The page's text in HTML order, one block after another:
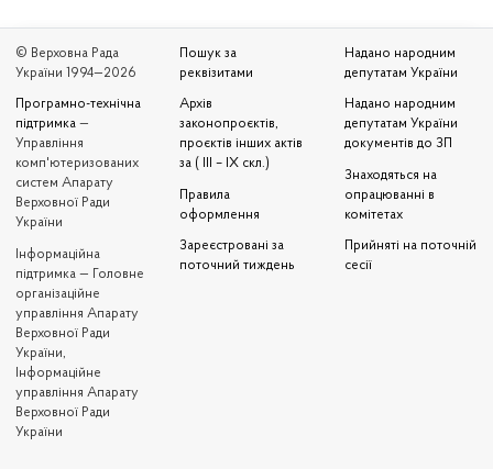
© Верховна Рада
України 1994—2026
Програмно-технічна
підтримка —
Управління
комп'ютеризованих
систем Апарату
Верховної Ради
України
Iнформаційна
підтримка — Головне
організаційне
управління Апарату
Верховної Ради
України,
Інформаційне
управління Апарату
Верховної Ради
України
Пошук за
реквізитами
Архів
законопроєктів,
проєктів інших актів
за ( III – IX скл.)
Правила
оформлення
Зареєстровані за
поточний тиждень
Надано народним
депутатам України
Надано народним
депутатам України
документів до ЗП
Знаходяться на
опрацюванні в
комітетах
Прийняті на поточній
сесії